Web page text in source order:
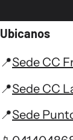
Ubicanos
📍Sede CC
📍Sede CC
📍Sede